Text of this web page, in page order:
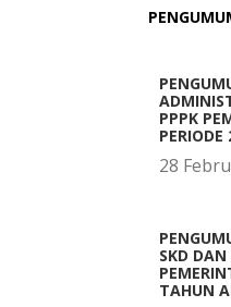
PPPK
28
SKD
TAHUN